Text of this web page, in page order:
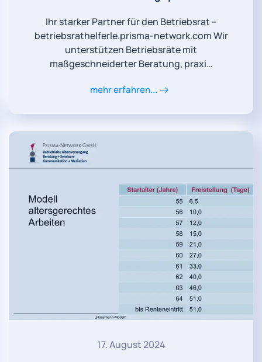
Ihr starker Partner für den Betriebsrat –
betriebsrathelferle.prisma-network.com Wir
unterstützen Betriebsräte mit
maßgeschneiderter Beratung, praxi…
mehr erfahren...
17. August 2024